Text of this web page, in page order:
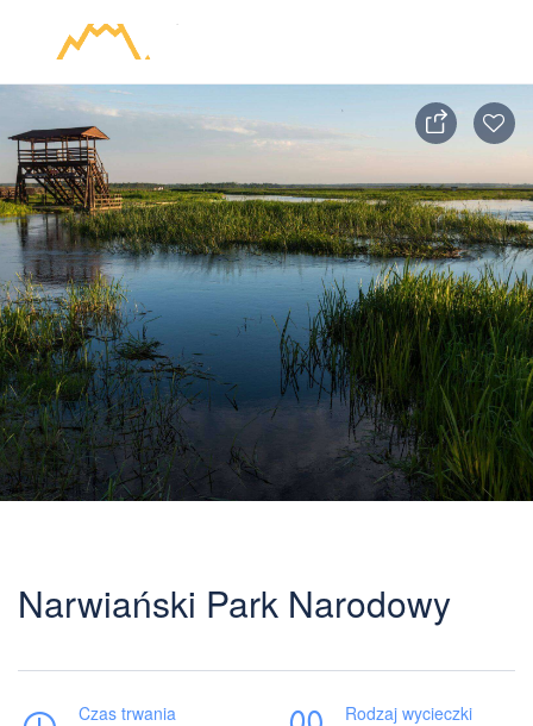
Narwiański Park Narodowy
Czas trwania
Rodzaj wycieczki